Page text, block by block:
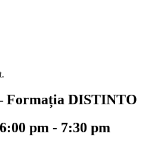
Formația DISTINTO
pm - 7:30 pm